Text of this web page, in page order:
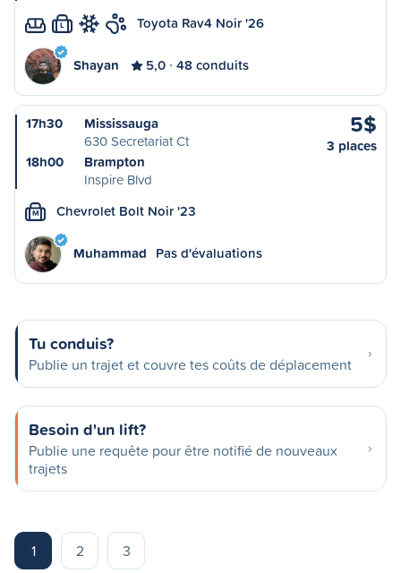
L Toyota Rav4 Noir '26
Shayan 5,0 48 conduits
17h30
Mississauga
630 Secretariat Ct
18h00
Brampton
Inspire Blvd
5$
3 places
M Chevrolet Bolt Noir '23
Muhammad Pas d'évaluations
Tu conduis?
Publie un trajet et couvre tes coûts de déplacement
Besoin d'un lift?
Publie une requête pour être notifié de nouveaux
trajets
1 2 3